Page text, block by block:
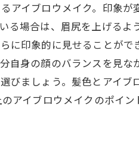
アイブロウメイク。印象
る場合は、眉尻を上げる
に印象的に見せることが
自身の顔のバランスを見
びましょう。髪色とアイ
アイブロウメイクのポイ